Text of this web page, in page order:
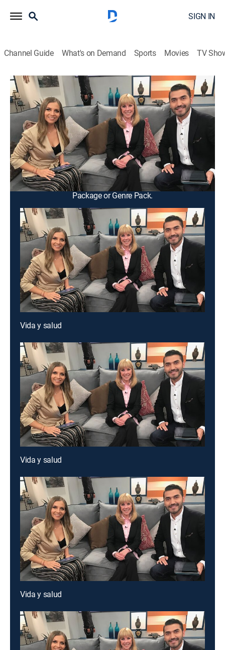
SIGN IN
Channel Guide What's on Demand Sports Movies TV
Vida y salud
Vida y salud
Health|2026
Un programa de entrevistas a diversos médicos,
especialistas y expertos en bienestar, para conocer de
una manera puntual y divertida sobre el cuidado de la
salud física, emocional y mental.
This content is currently unavailable with a DIRECTV
Package or Genre Pack.
Vida y salud
Vida y salud
Vida y salud